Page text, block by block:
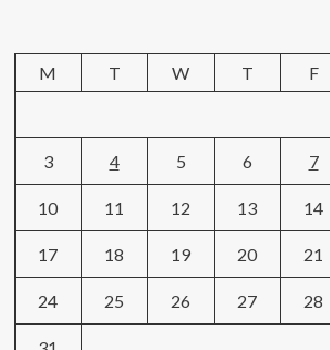
M
T W T F
3 4 5 6 7
10 11 12 13 14
17 18 19 20 21
24 25 26 27 28